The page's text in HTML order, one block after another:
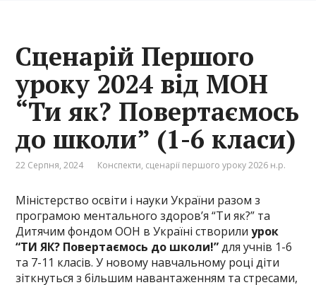
Сценарій Першого
уроку 2024 від МОН
“Ти як? Повертаємось
до школи” (1-6 класи)
22 Серпня, 2024 Конспекти, сценарії першого уроку 2026 н.р.
Міністерство освіти і науки України разом з
програмою ментального здоров’я “Ти як?” та
Дитячим фондом ООН в Україні створилиурок
“ТИ ЯК? Повертаємось до школи!”для учнів 1-6
та 7-11 класів. У новому навчальному році діти
зіткнуться з більшим навантаженням та стресами,